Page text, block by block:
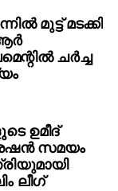
മുട്ട് മടക്കി
ചർച്ച
ഉമീദ്
സമയം
ലീഗ്